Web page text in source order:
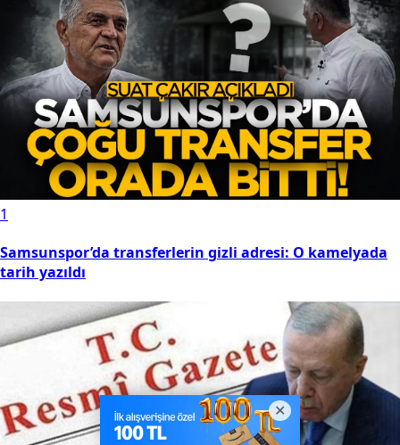
1
Samsunspor’da transferlerin gizli adresi: O kamelyada
tarih yazıldı